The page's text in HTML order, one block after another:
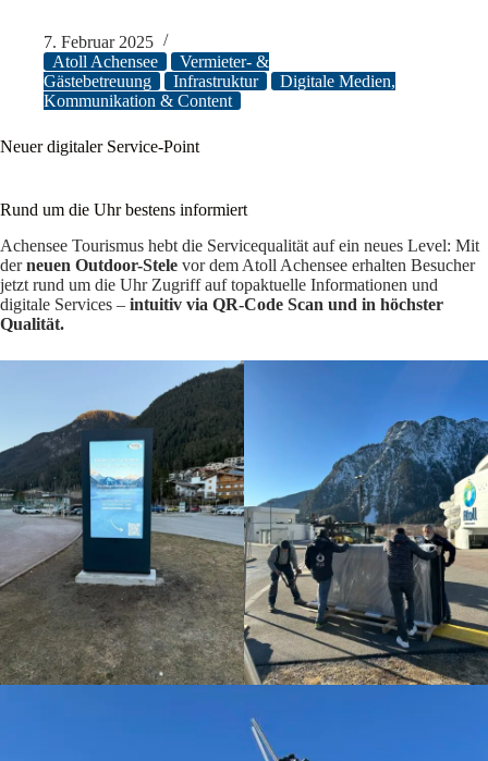
7. Februar 2025
Atoll Achensee
Vermieter- &
Gästebetreuung
Infrastruktur
Digitale Medien,
Kommunikation & Content
Neuer digitaler Service-Point
Rund um die Uhr bestens informiert
Achensee Tourismus hebt die Servicequalität auf ein neues Level: Mit
derneuen Outdoor-Stele vor dem Atoll Achensee erhalten Besucher
jetzt rund um die Uhr Zugriff auf topaktuelle Informationen und
digitale Services – intuitiv via QR-Code Scan und in höchster
Qualität.